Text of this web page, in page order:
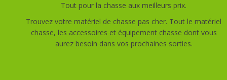
Tout pour la chasse aux meilleurs prix.
Trouvez votre matériel de chasse pas cher. Tout le matériel
chasse, les accessoires et équipement chasse dont vous
aurez besoin dans vos prochaines sorties.